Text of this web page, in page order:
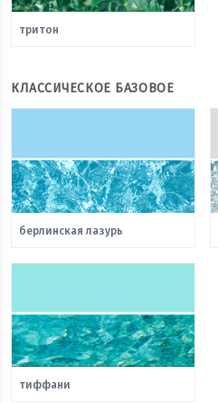
тритон
КЛАССИЧЕСКОЕ БАЗОВОЕ
берлинская лазурь
тиффани